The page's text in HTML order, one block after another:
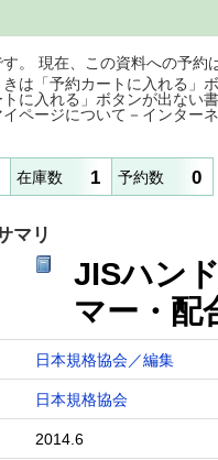
。 現在、この資料への予約
きは「予約カートに入れる」
トに入れる」ボタンが出ない
ページについて－インター
在庫数 1 予約数 0
マリ
JISハン
マー・配
日本規格協会／編集
日本規格協会
2014.6